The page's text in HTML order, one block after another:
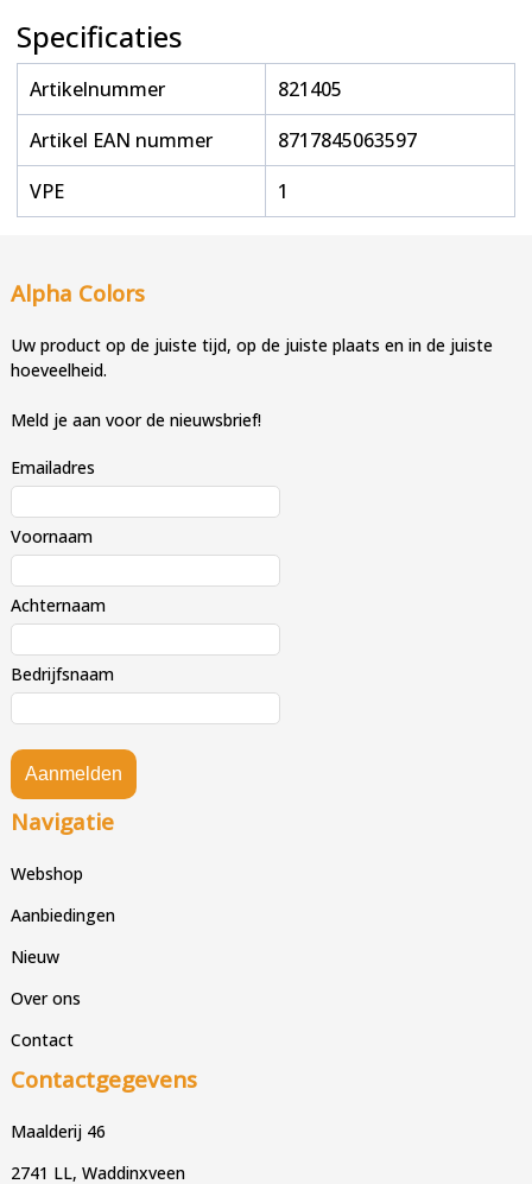
Specificaties
Artikelnummer
821405
Artikel EAN nummer
8717845063597
VPE
1
Alpha Colors
Uw product op de juiste tijd, op de juiste plaats en in de juiste
hoeveelheid.
Meld je aan voor de nieuwsbrief!
Emailadres
Voornaam
Achternaam
Bedrijfsnaam
Aanmelden
Navigatie
Webshop
Aanbiedingen
Nieuw
Over ons
Contact
Contactgegevens
Maalderij 46
2741 LL, Waddinxveen